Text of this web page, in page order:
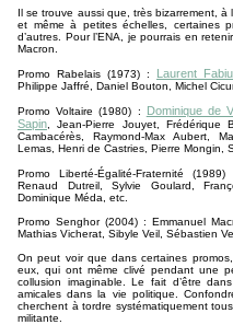
Il se trouve aussi que, très bizarrement, à
et même à petites échelles, certaines
d’autres. Pour l’ENA, je pourrais en
Macron.
Promo Rabelais (1973) : Laurent
Philippe Jaffré, Daniel Bouton, Michel
Promo Voltaire (1980) : Dominique de
Sapin , Jean-Pierre Jouyet, Frédérique
Cambacérès, Raymond-Max Aubert,
Lemas, Henri de Castries, Pierre Mongin,
Promo Liberté-Égalité-Fraternité
Renaud Dutreil, Sylvie Goulard,
Dominique Méda, etc.
Promo Senghor (2004) : Emmanuel
Mathias Vicherat, Sibyle Veil, Sébastien
On peut voir que dans certaines
eux, qui ont même clivé pendant une
collusion imaginable. Le fait d’être
amicales dans la vie politique.
cherchent à tordre systématiquement
militante.